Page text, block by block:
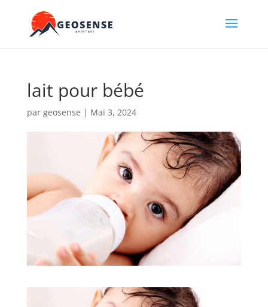
lait pour bébé
par geosense | Mai 3, 2024